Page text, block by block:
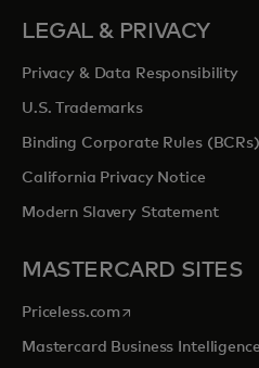
LEGAL & PRIVACY
Privacy & Data Responsibility
U.S. Trademarks
Binding Corporate Rules (BCRs)
California Privacy Notice
Modern Slavery Statement
MASTERCARD SITES
Priceless.com opens in a new tab
Mastercard Business Intelligence